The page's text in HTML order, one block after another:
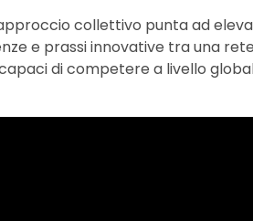
collettivo punta ad
e prassi innovative tra una
di competere a livello